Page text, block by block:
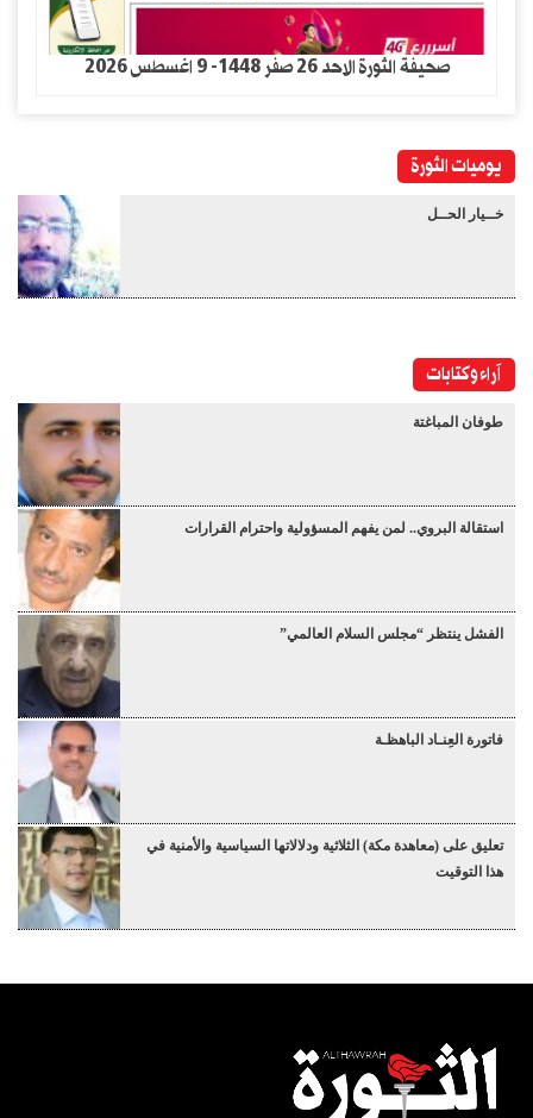
صحيفة الثورة الاحد 26 صفر 1448- 9 اغسطس 2026
يوميات الثورة
خــيار الحــل
آراء وكتابات
طوفان المباغتة
استقالة البروي.. لمن يفهم المسؤولية واحترام القرارات
الفشل ينتظر “مجلس السلام العالمي”
فاتورة العِنـاد الباهظـة
تعليق على (معاهدة مكة) الثلاثية ودلالاتها السياسية والأمنية في
هذا التوقيت